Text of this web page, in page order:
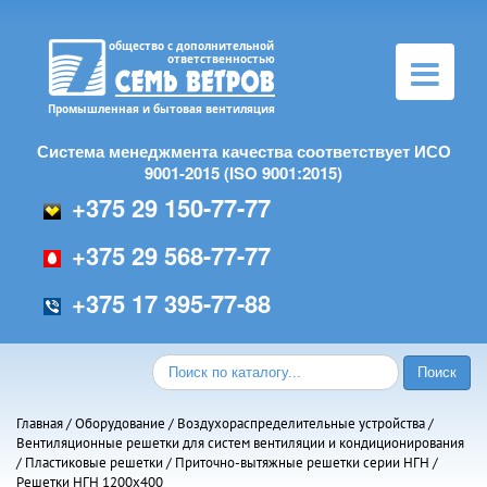
Система менеджмента качества соответствует ИСО
9001-2015 (ISO 9001:2015)
+375 29 150-77-77
+375 29 568-77-77
+375 17 395-77-88
Главная/Оборудование / Воздухораспределительные устройства/
Вентиляционные решетки для систем вентиляции и кондиционирования
/ Пластиковые решетки/ Приточно-вытяжные решетки серии НГН /
Решетки НГН 1200х400